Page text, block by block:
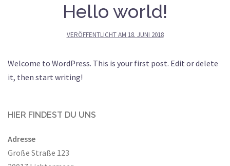
Hello world!
VERÖFFENTLICHT AM 18. JUNI 2018
Welcome to WordPress. This is your first post. Edit or delete
it, then start writing!
HIER FINDEST DU UNS
Adresse
Große Straße 123